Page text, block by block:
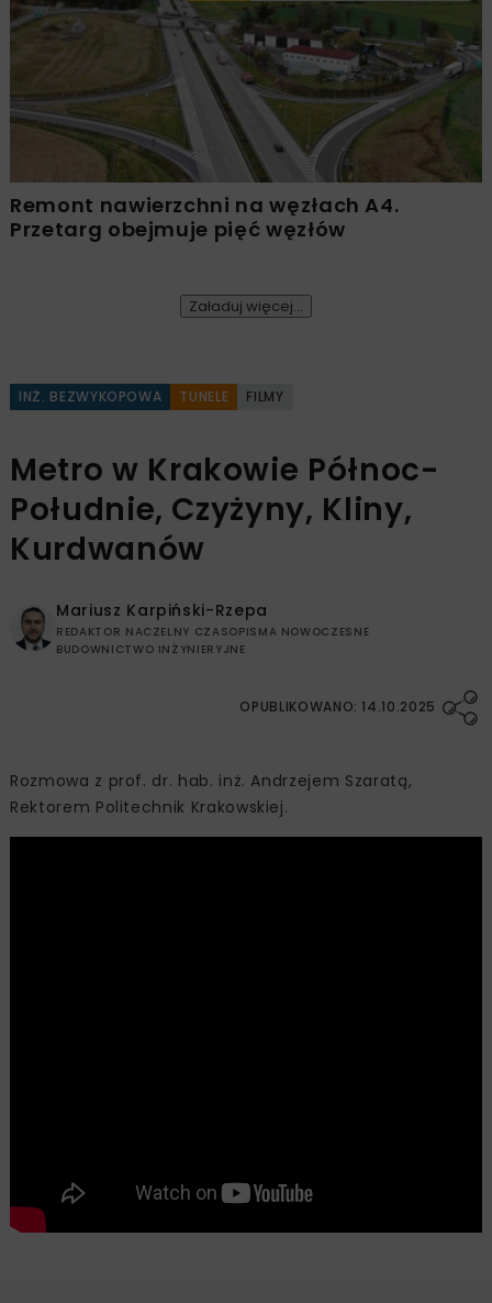
Remont nawierzchni na węzłach A4.
Przetarg obejmuje pięć węzłów
Załaduj więcej...
INŻ. BEZWYKOPOWA TUNELE FILMY
Metro w Krakowie Północ-
Południe, Czyżyny, Kliny,
Kurdwanów
Mariusz Karpiński-Rzepa
REDAKTOR NACZELNY CZASOPISMA NOWOCZESNE
BUDOWNICTWO INŻYNIERYJNE
OPUBLIKOWANO: 14.10.2025
Rozmowa z prof. dr. hab. inż. Andrzejem Szaratą,
Rektorem Politechnik Krakowskiej.